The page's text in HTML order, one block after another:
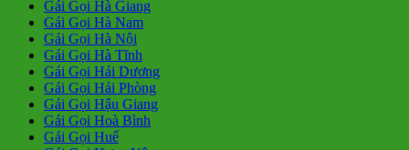
Gái Gọi Hà Giang
Gái Gọi Hà Nam
Gái Gọi Hà Nội
Gái Gọi Hà Tĩnh
Gái Gọi Hải Dương
Gái Gọi Hải Phòng
Gái Gọi Hậu Giang
Gái Gọi Hoà Bình
Gái Gọi Huế